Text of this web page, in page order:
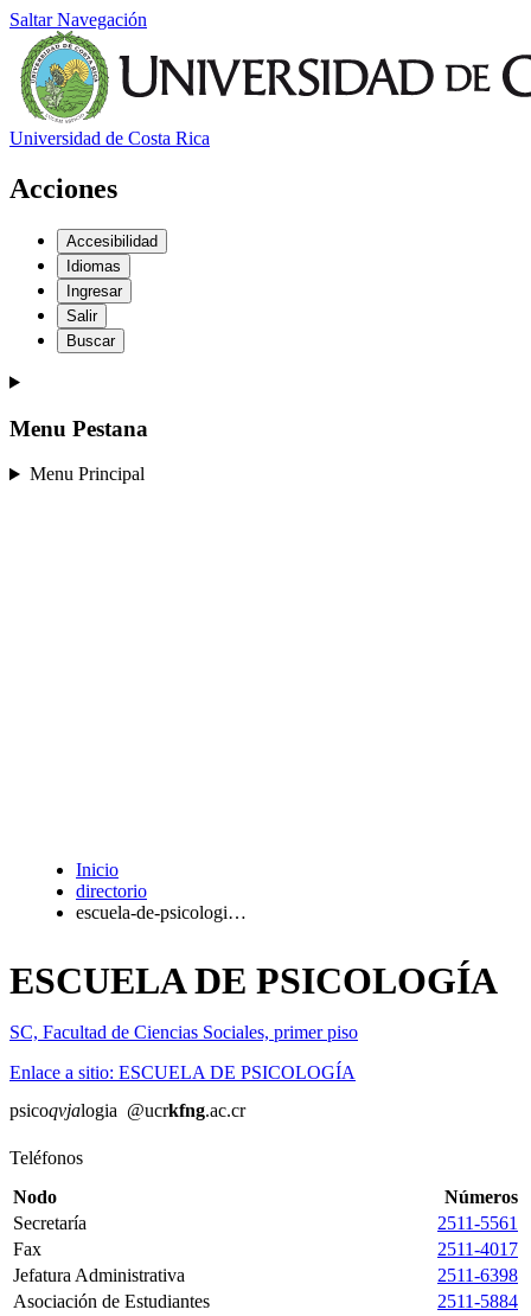
Saltar Navegación
Universidad de Costa Rica
Acciones
Accesibilidad
Idiomas
Ingresar
Salir
Buscar
Menu Pestana
Menu Principal
Inicio
directorio
escuela-de-psicologi…
ESCUELA DE PSICOLOGÍA
SC, Facultad de Ciencias Sociales, primer piso
Enlace a sitio: ESCUELA DE PSICOLOGÍA
psicoqvjalogia @ucrkfng.ac.cr
Teléfonos
Nodo
Números
Secretaría
2511-5561
Fax
2511-4017
Jefatura Administrativa
2511-6398
Asociación de Estudiantes
2511-5884